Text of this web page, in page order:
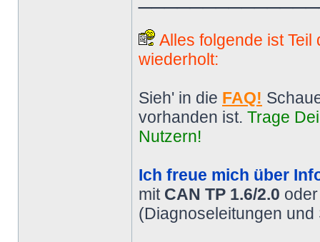
Alles folgende ist
wiederholt:
Sieh' in die FAQ!
vorhanden ist. Trage
Nutzern!
Ich freue mich über
mit CAN TP 1.6/2.0
(Diagnoseleitungen